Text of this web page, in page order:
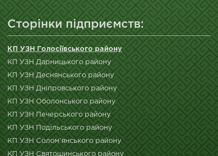
Сторінки підприємств:
КП УЗН Голосіївського району
КП УЗН Дарницького району
КП УЗН Деснянського району
КП УЗН Дніпровського району
КП УЗН Оболонського району
КП УЗН Печерського району
КП УЗН Подільського району
КП УЗН Солом’янського району
КП УЗН Святошинського району